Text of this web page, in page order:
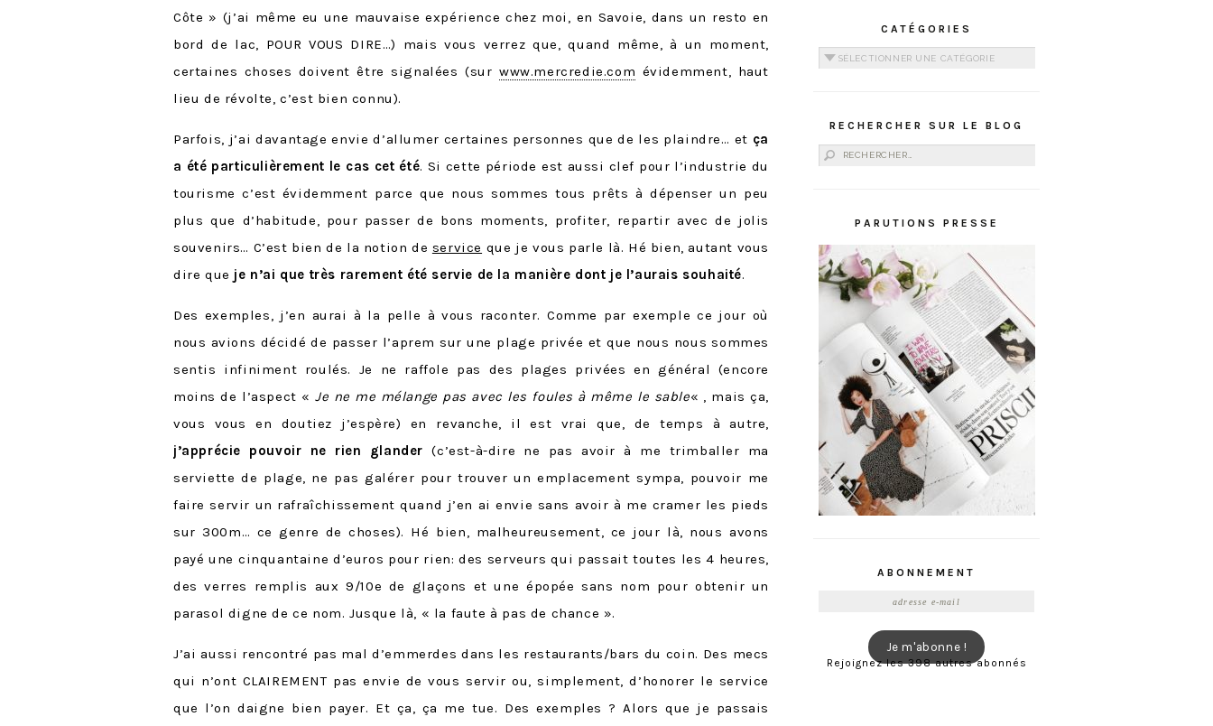
Côte » (j’ai même eu une mauvaise expérience chez moi, en Savoie, dans un resto en
bord de lac, POUR VOUS DIRE…) mais vous verrez que, quand même, à un moment,
certaines choses doivent être signalées (sur www.mercredie.com évidemment, haut
lieu de révolte, c’est bien connu).
Parfois, j’ai davantage envie d’allumer certaines personnes que de les plaindre… et ça
a été particulièrement le cas cet été. Si cette période est aussi clef pour l’industrie du
tourisme c’est évidemment parce que nous sommes tous prêts à dépenser un peu
plus que d’habitude, pour passer de bons moments, profiter, repartir avec de jolis
souvenirs… C’est bien de la notion de service que je vous parle là. Hé bien, autant vous
dire que je n’ai que très rarement été servie de la manière dont je l’aurais souhaité.
Des exemples, j’en aurai à la pelle à vous raconter. Comme par exemple ce jour où
nous avions décidé de passer l’aprem sur une plage privée et que nous nous sommes
sentis infiniment roulés. Je ne raffole pas des plages privées en général (encore
moins de l’aspect «Je ne me mélange pas avec les foules à même le sable« , mais ça,
vous vous en doutiez j’espère) en revanche, il est vrai que, de temps à autre,
j’apprécie pouvoir ne rien glander (c’est-à-dire ne pas avoir à me trimballer ma
serviette de plage, ne pas galérer pour trouver un emplacement sympa, pouvoir me
faire servir un rafraîchissement quand j’en ai envie sans avoir à me cramer les pieds
sur 300m… ce genre de choses). Hé bien, malheureusement, ce jour là, nous avons
payé une cinquantaine d’euros pour rien: des serveurs qui passait toutes les 4 heures,
des verres remplis aux 9/10e de glaçons et une épopée sans nom pour obtenir un
parasol digne de ce nom. Jusque là, « la faute à pas de chance ».
J’ai aussi rencontré pas mal d’emmerdes dans les restaurants/bars du coin. Des mecs
qui n’ont CLAIREMENT pas envie de vous servir ou, simplement, d’honorer le service
que l’on daigne bien payer. Et ça, ça me tue. Des exemples ? Alors que je passais
CATÉGORIES
Catégories
RECHERCHER SUR LE BLOG
Rechercher :
PARUTIONS PRESSE
ABONNEMENT
Je m'abonne !
Rejoignez les 398 autres abonnés